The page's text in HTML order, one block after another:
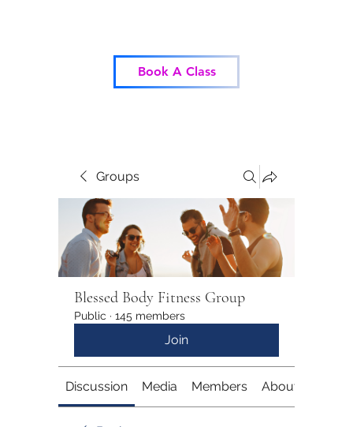
Book A Class
Groups
Blessed Body Fitness Group
Public · 145 members
Join
Discussion Media Members About